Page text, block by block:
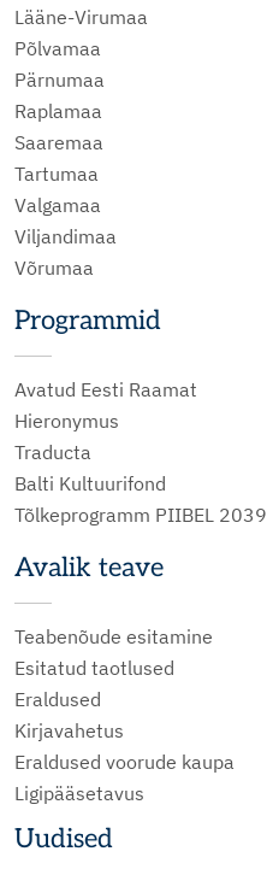
Lääne-Virumaa
Põlvamaa
Pärnumaa
Raplamaa
Saaremaa
Tartumaa
Valgamaa
Viljandimaa
Võrumaa
Programmid
Avatud Eesti Raamat
Hieronymus
Traducta
Balti Kultuurifond
Tõlkeprogramm PIIBEL 2039
Avalik teave
Teabenõude esitamine
Esitatud taotlused
Eraldused
Kirjavahetus
Eraldused voorude kaupa
Ligipääsetavus
Uudised